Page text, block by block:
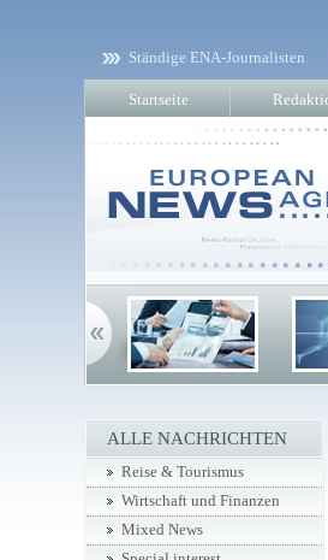
Ständige ENA-Journalisten
Startseite
ALLE NACHRICHTEN
Reise & Tourismus
Wirtschaft und Finanzen
Mixed News